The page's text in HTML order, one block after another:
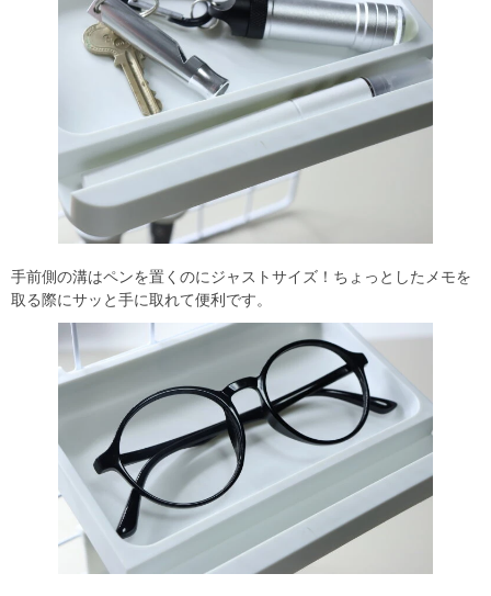
手前側の溝はペンを置くのにジャストサイズ！ちょっとしたメモを
取る際にサッと手に取れて便利です。